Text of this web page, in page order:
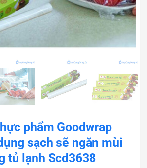
phẩm Goodwrap
sạch sẽ ngăn mùi
tủ lạnh Scd3638